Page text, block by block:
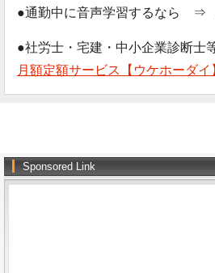
●通勤中に音声学習するなら ⇒
●社労士・宅建・中小企業診断
月額定額サービス【ウケホーダイ
Sponsored Link